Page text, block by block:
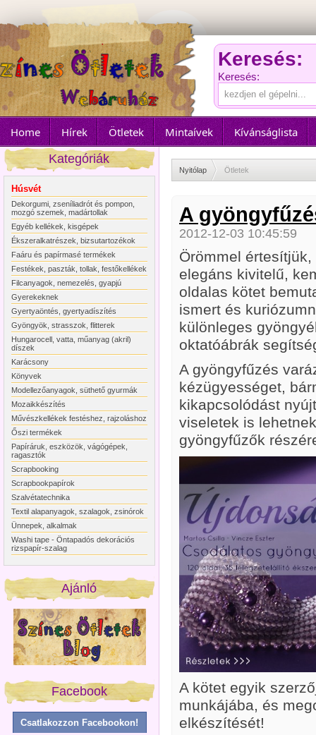
Keresés:
Keresés:
Home Hírek Ötletek Mintaívek
Kívánságlista
Kategóriák
Húsvét
Dekorgumi, zseníliadrót és pompon,
mozgó szemek, madártollak
Egyéb kellékek, kisgépek
Ékszeralkatrészek, bizsutartozékok
Faáru és papírmasé termékek
Festékek, paszták, tollak, festőkellékek
Filcanyagok, nemezelés, gyapjú
Gyerekeknek
Gyertyaöntés, gyertyadíszítés
Gyöngyök, strasszok, flitterek
Hungarocell, vatta, műanyag (akril)
díszek
Karácsony
Könyvek
Modellezőanyagok, süthető gyurmák
Mozaikkészítés
Művészkellékek festéshez, rajzoláshoz
Őszi termékek
Papíráruk, eszközök, vágógépek,
ragasztók
Scrapbooking
Scrapbookpapírok
Szalvétatechnika
Textil alapanyagok, szalagok, zsinórok
Ünnepek, alkalmak
Washi tape - Öntapadós dekorációs
rizspapír-szalag
Ajánló
Facebook
Csatlakozzon Facebookon!
Nyitólap Ötletek
A
2012-12-03 10:45:59
Örömmel
elegáns kivitelű,
oldalas kötet
ismert és
különleges
oktatóábrák
A gyöngyfűzés
kézügyességet,
kikapcsolódást
viseletek is
gyöngyfűzők
A kötet egyik
munkájába, és
elkészítését!